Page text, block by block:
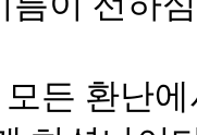
든 환난